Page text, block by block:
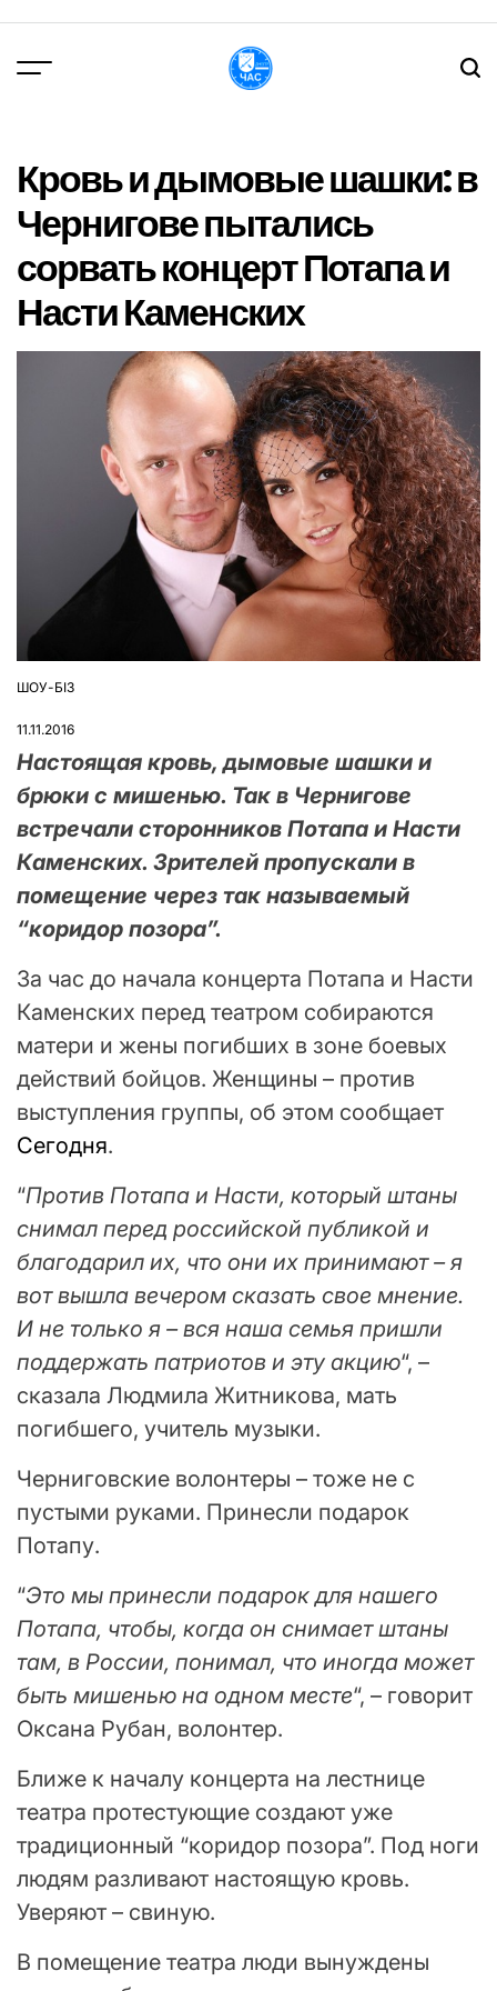
вмісту
Кровь и дымовые шашки: в
Чернигове пытались
сорвать концерт Потапа и
Насти Каменских
ОПУБЛІКУВАТИ
ШОУ-БІЗ
11.11.2016
Настоящая кровь, дымовые шашки и
брюки с мишенью. Так в Чернигове
встречали сторонников Потапа и Насти
Каменских. Зрителей пропускали в
помещение через так называемый
“коридор позора”.
За час до начала концерта Потапа и Насти
Каменских перед театром собираются
матери и жены погибших в зоне боевых
действий бойцов. Женщины – против
выступления группы, об этом сообщает
Сегодня.
“Против Потапа и Насти, который штаны
снимал перед российской публикой и
благодарил их, что они их принимают – я
вот вышла вечером сказать свое мнение.
И не только я – вся наша семья пришли
поддержать патриотов и эту акцию“, –
сказала Людмила Житникова, мать
погибшего, учитель музыки.
Черниговские волонтеры – тоже не с
пустыми руками. Принесли подарок
Потапу.
“Это мы принесли подарок для нашего
Потапа, чтобы, когда он снимает штаны
там, в России, понимал, что иногда может
быть мишенью на одном месте“, – говорит
Оксана Рубан, волонтер.
Ближе к началу концерта на лестнице
театра протестующие создают уже
традиционный “коридор позора”. Под ноги
людям разливают настоящую кровь.
Уверяют – свиную.
В помещение театра люди вынуждены